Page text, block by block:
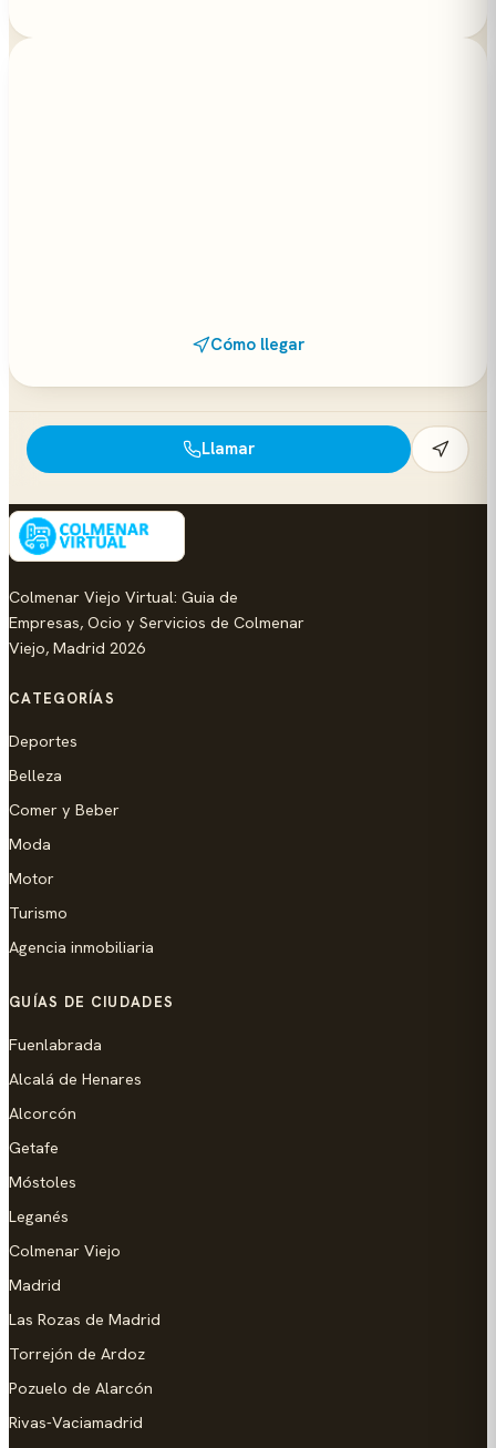
Cómo llegar
Llamar
Colmenar Viejo Virtual: Guia de
Empresas, Ocio y Servicios de Colmenar
Viejo, Madrid 2026
CATEGORÍAS
Deportes
Belleza
Comer y Beber
Moda
Motor
Turismo
Agencia inmobiliaria
GUÍAS DE CIUDADES
Fuenlabrada
Alcalá de Henares
Alcorcón
Getafe
Móstoles
Leganés
Colmenar Viejo
Madrid
Las Rozas de Madrid
Torrejón de Ardoz
Pozuelo de Alarcón
Rivas-Vaciamadrid